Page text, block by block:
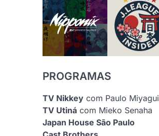
PROGRAMAS
TV Nikkey com Paulo Miyagui
TV Utiná com Mieko Senaha
Japan House São Paulo